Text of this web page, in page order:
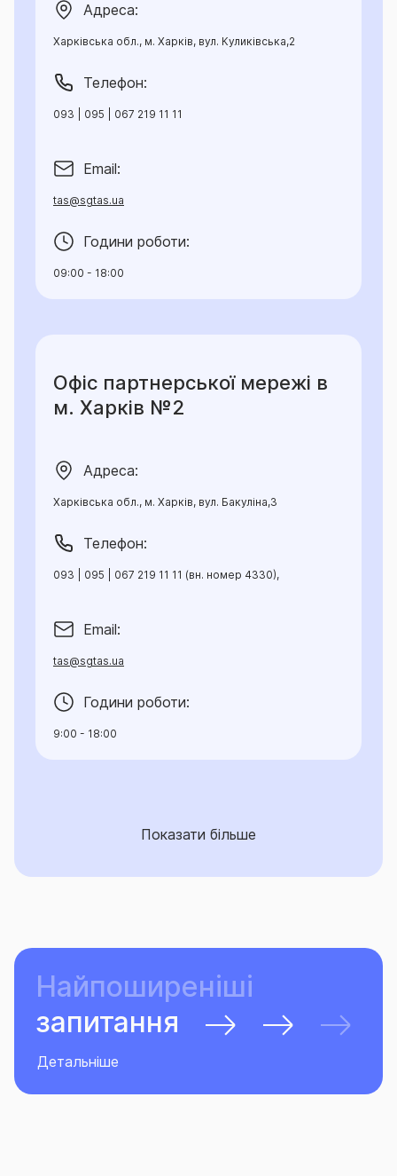
Адреса:
Харківська обл., м. Харків, вул. Куликівська,2
Телефон:
093 | 095 | 067 219 11 11
Email:
tas@sgtas.ua
Години роботи:
09:00 - 18:00
Офіс партнерської мережі в
м. Харків №2
Адреса:
Харківська обл., м. Харків, вул. Бакуліна,3
Телефон:
093 | 095 | 067 219 11 11 (вн. номер 4330),
Email:
tas@sgtas.ua
Години роботи:
9:00 - 18:00
Показати більше
Найпоширеніші
запитання
Детальніше